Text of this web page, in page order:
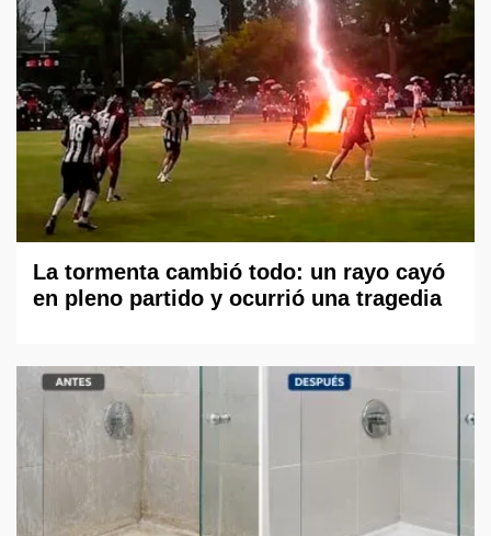
La tormenta cambió todo: un rayo cayó
en pleno partido y ocurrió una tragedia